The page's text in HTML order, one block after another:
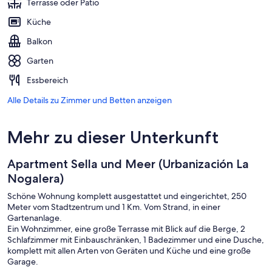
Terrasse oder Patio
Küche
Balkon
Garten
Essbereich
Alle Details zu Zimmer und Betten anzeigen
Mehr zu dieser Unterkunft
Apartment Sella und Meer (Urbanización La
Nogalera)
Schöne Wohnung komplett ausgestattet und eingerichtet, 250
Meter vom Stadtzentrum und 1 Km. Vom Strand, in einer
Gartenanlage.
Ein Wohnzimmer, eine große Terrasse mit Blick auf die Berge, 2
Schlafzimmer mit Einbauschränken, 1 Badezimmer und eine Dusche,
komplett mit allen Arten von Geräten und Küche und eine große
Garage.